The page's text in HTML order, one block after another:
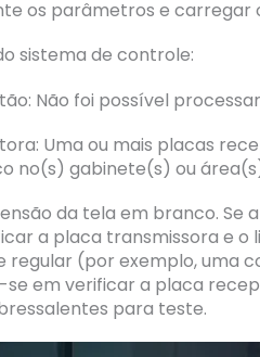
os parâmetros e carregar
sistema de controle:
Não foi possível
Uma ou mais placas
no(s) gabinete(s) ou
da tela em branco. Se
a placa transmissora e o
regular (por exemplo, uma
em verificar a placa
para teste.